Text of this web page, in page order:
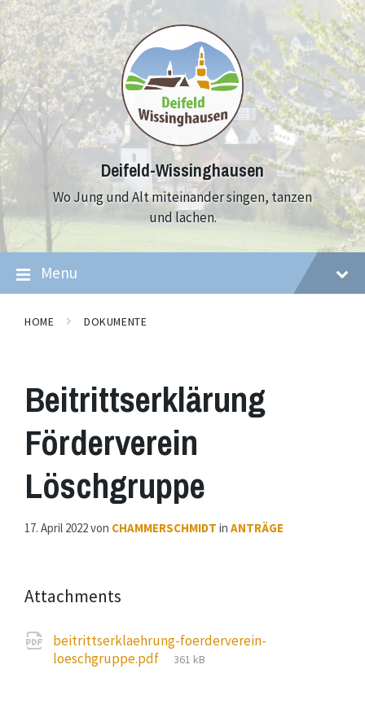
Skip
to
content
Skip
to
main
navigation
Skip
to
footer
Deifeld-Wissinghausen
Wo Jung und Alt miteinander singen, tanzen
und lachen.
Menu
HOME DOKUMENTE
Beitrittserklärung
Förderverein
Löschgruppe
17. April 2022von CHAMMERSCHMIDT in ANTRÄGE
Attachments
beitrittserklaehrung-foerderverein-
loeschgruppe.pdf
File
361 kB